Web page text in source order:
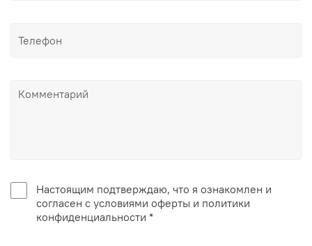
Настоящим подтверждаю, что я ознакомлен и
согласен с условиями оферты и политики
конфиденциальности *